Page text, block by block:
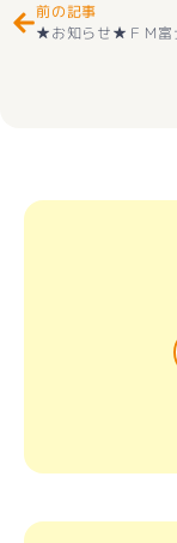
前の記事
★お知らせ★ＦＭ富